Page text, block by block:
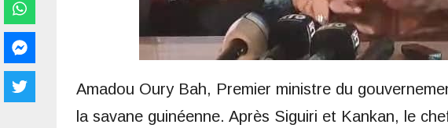
Amadou Oury Bah, Premier ministre du
la savane guinéenne. Après Siguiri et Kankan, le